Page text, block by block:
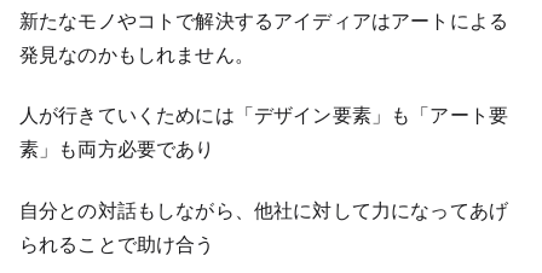
新たなモノやコトで解決するアイディアはアートによる
発見なのかもしれません。
人が行きていくためには「デザイン要素」も「アート要
素」も両方必要であり
自分との対話もしながら、他社に対して力になってあげ
られることで助け合う